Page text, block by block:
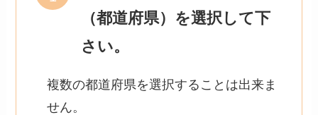
（都道府県）を選択して下
さい。
複数の都道府県を選択することは出来ま
せん。